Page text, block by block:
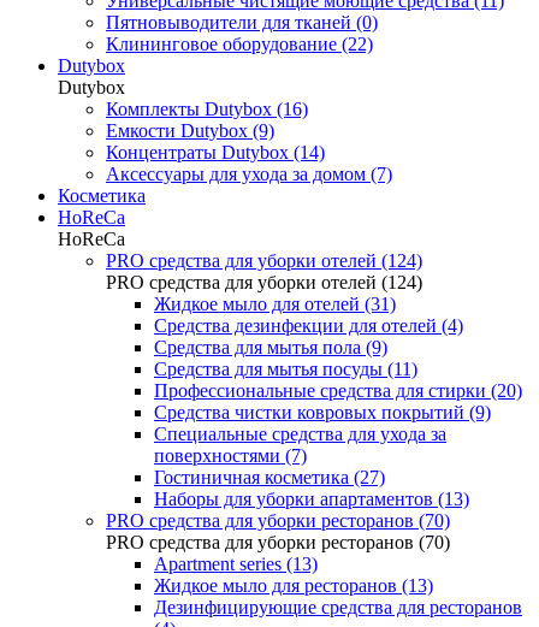
Пятновыводители для тканей (0)
Клининговое оборудование (22)
Dutybox
Dutybox
Комплекты Dutybox (16)
Емкости Dutybox (9)
Концентраты Dutybox (14)
Аксессуары для ухода за домом (7)
Косметика
HoReCa
HoReCa
PRO средства для уборки отелей (124)
PRO средства для уборки отелей (124)
Жидкое мыло для отелей (31)
Средства дезинфекции для отелей (4)
Средства для мытья пола (9)
Средства для мытья посуды (11)
Профессиональные средства для стирки (20)
Средства чистки ковровых покрытий (9)
Специальные средства для ухода за
поверхностями (7)
Гостиничная косметика (27)
Наборы для уборки апартаментов (13)
PRO средства для уборки ресторанов (70)
PRO средства для уборки ресторанов (70)
Apartment series (13)
Жидкое мыло для ресторанов (13)
Дезинфицирующие средства для ресторанов